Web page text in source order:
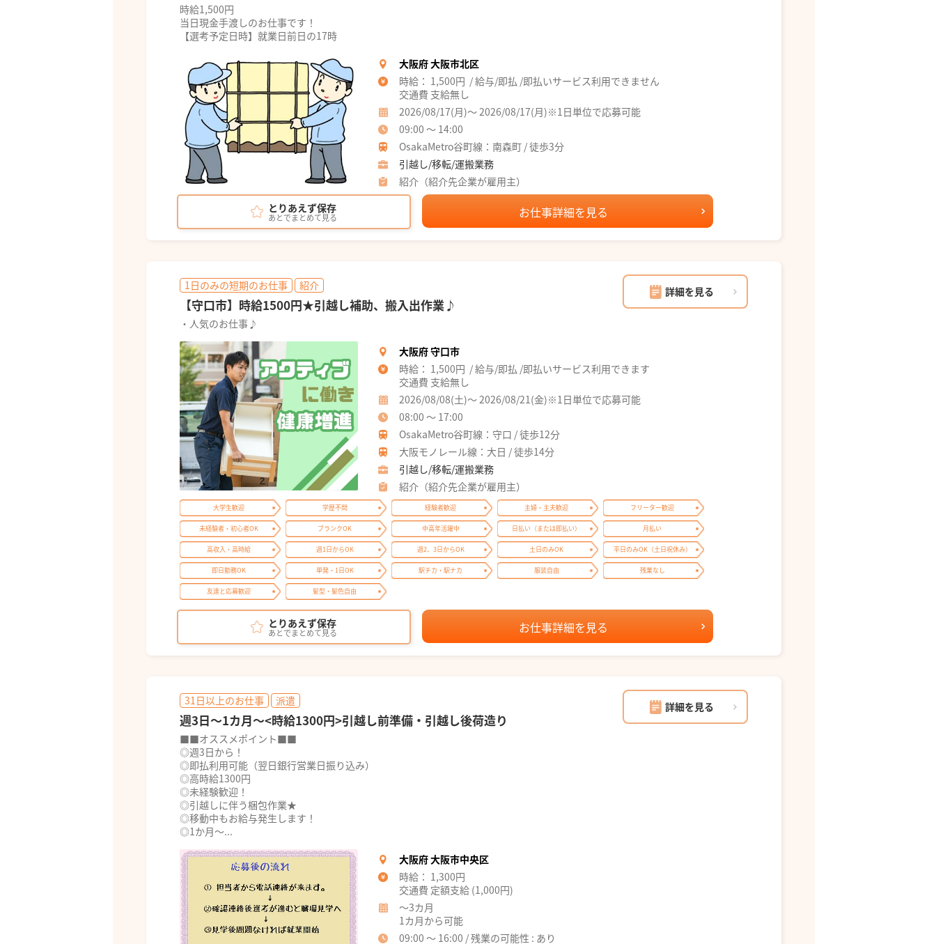
時給1,500円
当日現金手渡しのお仕事です！
【選考予定日時】就業日前日の17時
大阪府 大阪市北区
時給： 1,500円 / 給与/即払 /即払いサービス利用できません
交通費 支給無し
2026/08/17(月)～ 2026/08/17(月)※1日単位で応募可能
09:00 ～ 14:00
OsakaMetro谷町線：南森町 / 徒歩3分
引越し/移転/運搬業務
紹介（紹介先企業が雇用主）
とりあえず保存
あとでまとめて見る お仕事詳細を見る
1日のみの短期のお仕事 紹介 詳細を見る
【守口市】時給1500円★引越し補助、搬入出作業♪
・人気のお仕事♪
大阪府 守口市
時給： 1,500円 / 給与/即払 /即払いサービス利用できます
交通費 支給無し
2026/08/08(土)～ 2026/08/21(金)※1日単位で応募可能
08:00 ～ 17:00
OsakaMetro谷町線：守口 / 徒歩12分
大阪モノレール線：大日 / 徒歩14分
引越し/移転/運搬業務
紹介（紹介先企業が雇用主）
大学生歓迎 学歴不問 経験者歓迎 主婦・主夫歓迎 フリーター歓迎
未経験者・初心者OK ブランクOK 中高年活躍中 日払い（または即払い） 月払い
高収入・高時給 週1日からOK 週2、3日からOK 土日のみOK 平日のみOK（土日祝休み）
即日勤務OK 単発・1日OK 駅チカ・駅ナカ 服装自由 残業なし
友達と応募歓迎 髪型・髪色自由
とりあえず保存
あとでまとめて見る お仕事詳細を見る
31日以上のお仕事 派遣 詳細を見る
週3日～1カ月～<時給1300円>引越し前準備・引越し後荷造り
■■オススメポイント■■
◎週3日から！
◎即払利用可能（翌日銀行営業日振り込み）
◎高時給1300円
◎未経験歓迎！
◎引越しに伴う梱包作業★
◎移動中もお給与発生します！
◎1か月～...
大阪府 大阪市中央区
時給： 1,300円
交通費 定額支給 (1,000円)
～3カ月
1カ月から可能
09:00 ～ 16:00 / 残業の可能性 : あり